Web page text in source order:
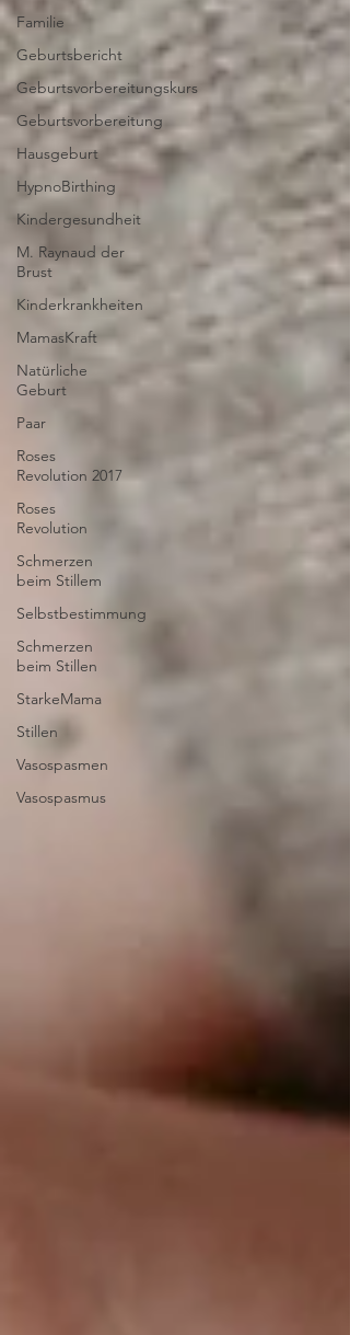
Familie
Geburtsbericht
Geburtsvorbereitungskurs
Geburtsvorbereitung
Hausgeburt
HypnoBirthing
Kindergesundheit
M. Raynaud der
Brust
Kinderkrankheiten
MamasKraft
Natürliche
Geburt
Paar
Roses
Revolution 2017
Roses
Revolution
Schmerzen
beim Stillem
Selbstbestimmung
Schmerzen
beim Stillen
StarkeMama
Stillen
Vasospasmen
Vasospasmus